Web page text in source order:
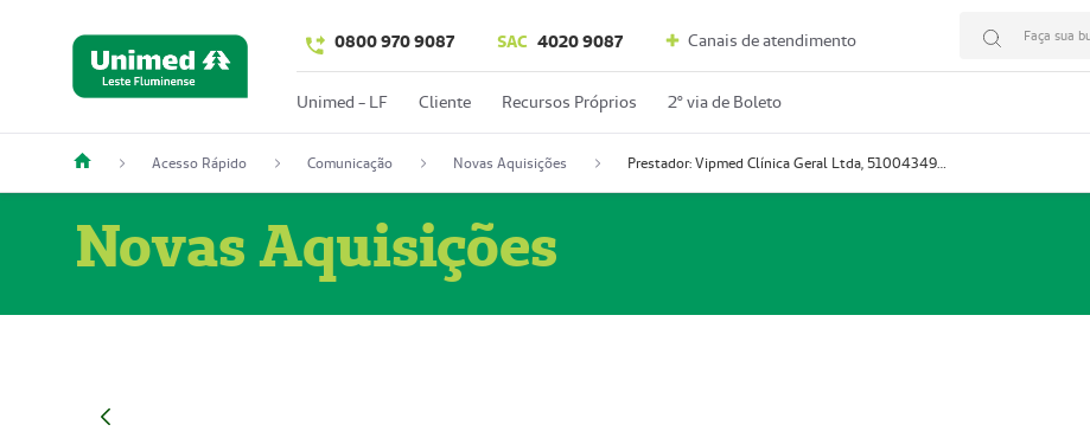
0800 970 9087 SAC 4020 9087 Canais de atendimento Faça sua
Unimed - LF Cliente Recursos Próprios 2º via de Boleto
Acesso Rápido Comunicação Novas Aquisições Prestador: Vipmed Clínica Geral Ltda, 51004349-0 (Nome Fantasia: Policlínica Master)
Novas Aquisições